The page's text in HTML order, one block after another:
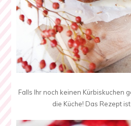
Falls Ihr noch keinen Kürbiskuchen
die Küche! Das Rezept